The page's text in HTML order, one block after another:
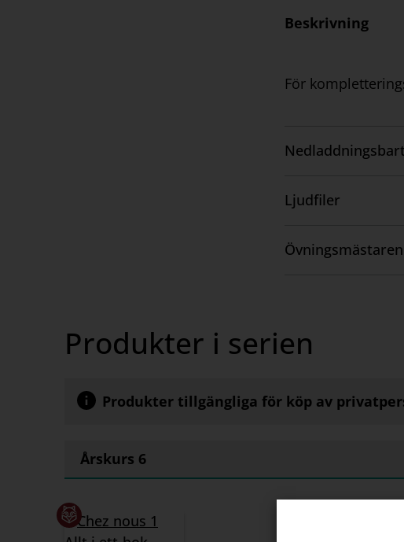
Beskrivning
För
Visa
Ljudfiler
Visa
Övningsmästaren
Visa
Produkter i serien
Produkter tillgängliga för köp av
Årskurs 6